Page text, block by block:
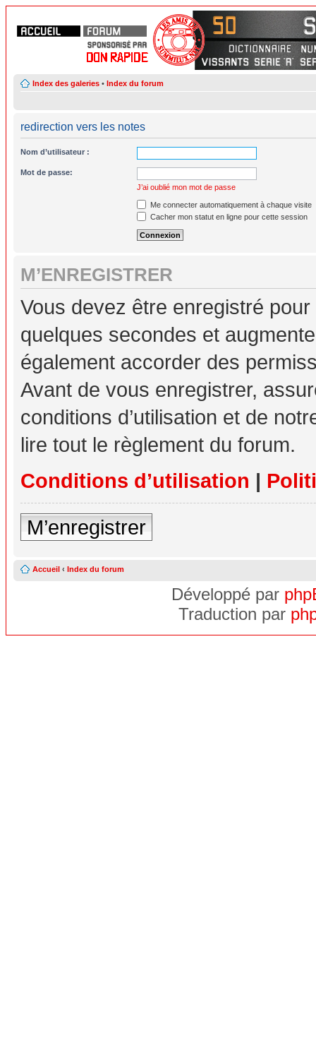
Index des galeries • Index du forum
redirection vers les notes
Nom d’utilisateur :
Mot de passe:
J’ai oublié mon mot de passe
Me connecter automatiquement à chaque visite
Cacher mon statut en ligne pour cette session
M’ENREGISTRER
Vous devez être enregistré
quelques secondes et
également accorder des
Avant de vous enregistrer,
conditions d’utilisation et de
lire tout le règlement du forum.
Conditions d’utilisation |
M’enregistrer
Accueil ‹ Index du forum
Développé par
Traduction par